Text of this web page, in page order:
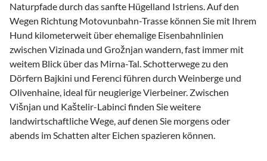
Naturpfade durch das sanfte Hügelland Istriens. Auf den
Wegen Richtung Motovunbahn-Trasse können Sie mit Ihrem
Hund kilometerweit über ehemalige Eisenbahnlinien
zwischen Vizinada und Grožnjan wandern, fast immer mit
weitem Blick über das Mirna-Tal. Schotterwege zu den
Dörfern Bajkini und Ferenci führen durch Weinberge und
Olivenhaine, ideal für neugierige Vierbeiner. Zwischen
Višnjan und Kaštelir-Labinci finden Sie weitere
landwirtschaftliche Wege, auf denen Sie morgens oder
abends im Schatten alter Eichen spazieren können.